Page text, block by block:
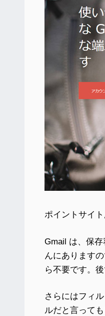
ポイントサイ
Gmail は、保
んにあります
ら不要です。
さらにはフィ
ルだと言って